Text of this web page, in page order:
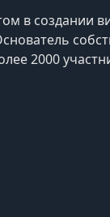
в создании
2000